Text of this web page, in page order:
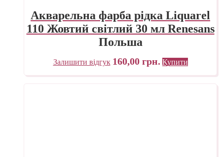
Акварельна фарба рідка Liquarel
110 Жовтий світлий 30 мл Renesans
Польша
Залишити відгук 160,00 грн. Купити